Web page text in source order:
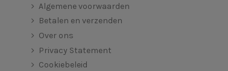
Algemene voorwaarden
Betalen en verzenden
Over ons
Privacy Statement
Cookiebeleid